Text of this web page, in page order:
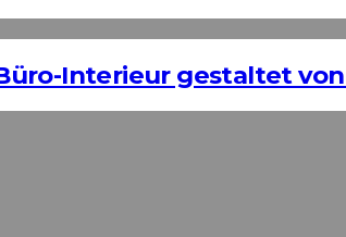
Interieur gestaltet